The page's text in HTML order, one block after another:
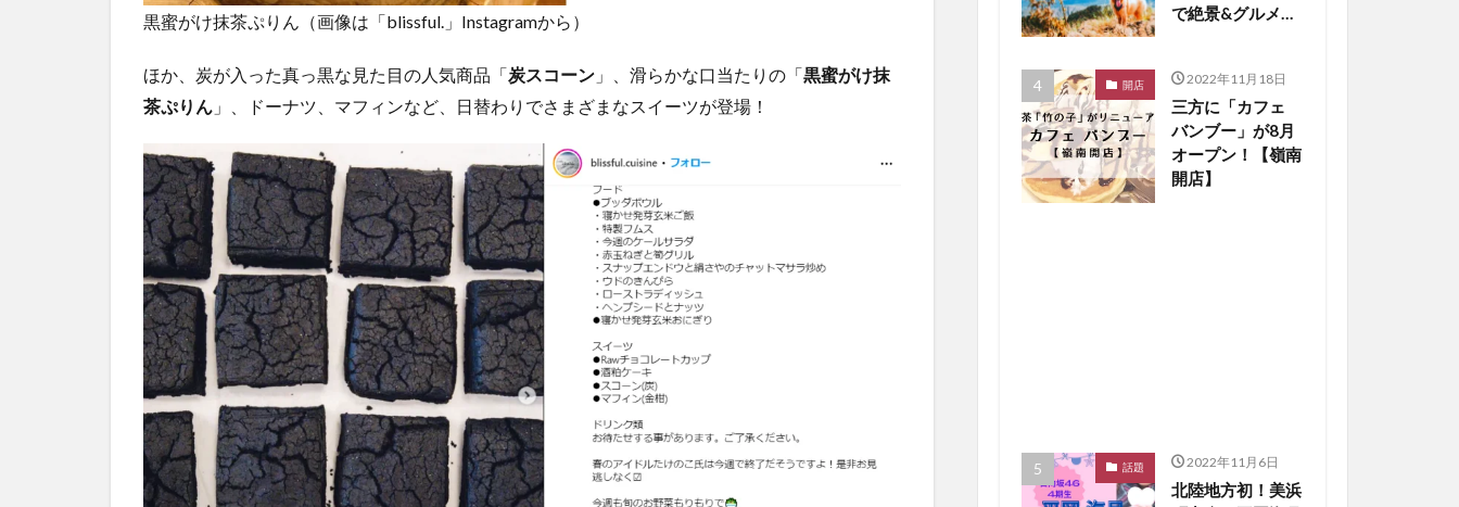
黒蜜がけ抹茶ぷりん（画像は「blissful.」Instagramから）
ほか、炭が入った真っ黒な見た目の人気商品「炭スコーン 」、滑らかな口当たりの「黒蜜がけ抹
茶ぷりん 」、ドーナツ、マフィンなど、日替わりでさまざまなスイーツが登場！
で絶景&グルメを
開店 2022年11月18日
三方に「カフェ
バンブー」が8月
オープン！【嶺南
開店】
話題 2022年11月6日
北陸地方初！美浜